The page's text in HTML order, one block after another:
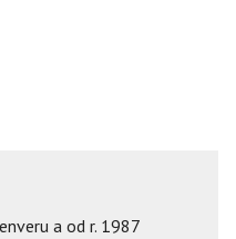
a od r. 1987